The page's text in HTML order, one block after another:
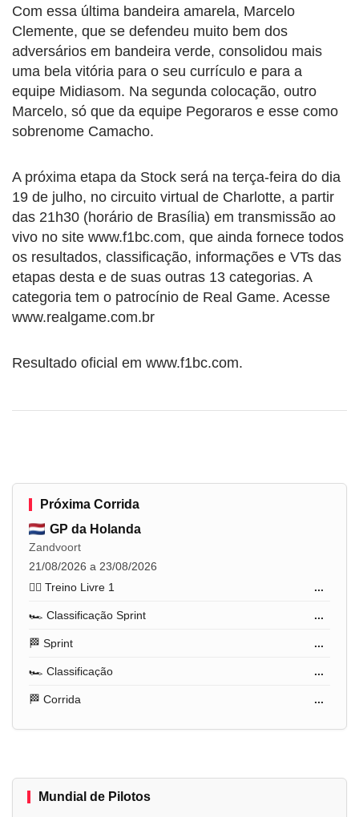
Com essa última bandeira amarela, Marcelo
Clemente, que se defendeu muito bem dos
adversários em bandeira verde, consolidou mais
uma bela vitória para o seu currículo e para a
equipe Midiasom. Na segunda colocação, outro
Marcelo, só que da equipe Pegoraros e esse como
sobrenome Camacho.
A próxima etapa da Stock será na terça-feira do dia
19 de julho, no circuito virtual de Charlotte, a partir
das 21h30 (horário de Brasília) em transmissão ao
vivo no site www.f1bc.com, que ainda fornece todos
os resultados, classificação, informações e VTs das
etapas desta e de suas outras 13 categorias. A
categoria tem o patrocínio de Real Game. Acesse
www.realgame.com.br
Resultado oficial em www.f1bc.com.
Próxima Corrida
GP da Holanda
Zandvoort
21/08/2026 a 23/08/2026
🏋️‍♂️ Treino Livre 1
...
🏎️ Classificação Sprint ...
🏁 Sprint ...
🏎️ Classificação ...
🏁 Corrida ...
Mundial de Pilotos